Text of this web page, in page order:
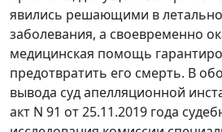
явились решающими в
заболевания, а своевременно
медицинская помощь
предотвратить его смерть. В
вывода суд апелляционной
акт N 91 от 25.11.2019 года